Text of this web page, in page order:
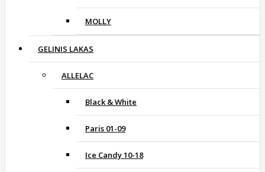
MOLLY
GELINIS LAKAS
ALLELAC
Black & White
Paris 01-09
Ice Candy 10-18